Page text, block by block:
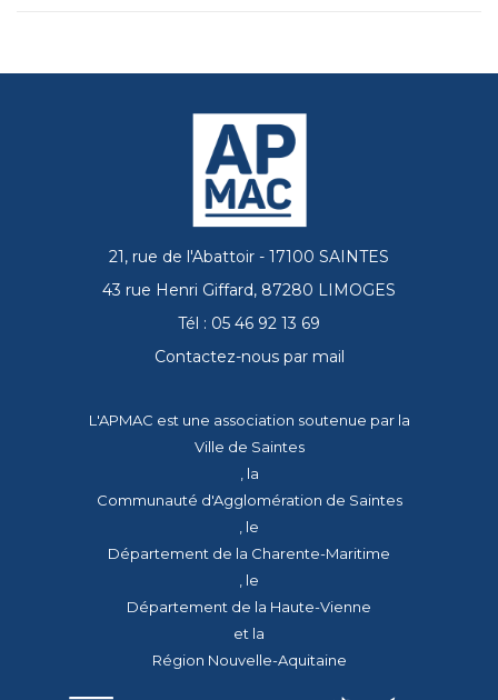
21, rue de l'Abattoir - 17100 SAINTES
43 rue Henri Giffard, 87280 LIMOGES
Tél : 05 46 92 13 69
Contactez-nous par mail
L'APMAC est une association soutenue par la
Ville de Saintes
, la
Communauté d'Agglomération de Saintes
, le
Département de la Charente-Maritime
, le
Département de la Haute-Vienne
et la
Région Nouvelle-Aquitaine